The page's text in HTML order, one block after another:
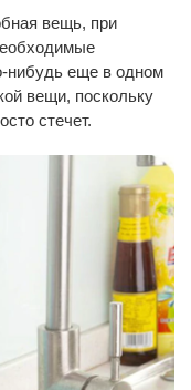
вещь, при
нибудь еще в одном
вещи, поскольку
стечет.